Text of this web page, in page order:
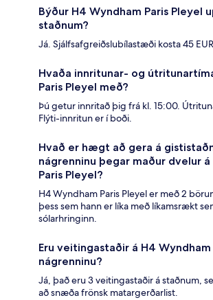
Býður H4 Wyndham Paris Pleyel
staðnum?
Já. Sjálfsafgreiðslubílastæði kosta 45
Hvaða innritunar- og
Paris Pleyel með?
Þú getur innritað þig frá kl. 15:00.
Flýti-innritun er í boði.
Hvað er hægt að gera á
nágrenninu þegar maður dvelur
Paris Pleyel?
H4 Wyndham Paris Pleyel er með 2
þess sem hann er líka með líkamsrækt
sólarhringinn.
Eru veitingastaðir á H4
nágrenninu?
Já, það eru 3 veitingastaðir á staðnum,
að snæða frönsk matargerðarlist.